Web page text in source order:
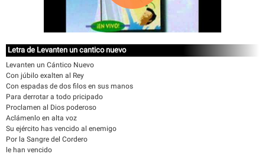
Letra de Levanten un cantico nuevo
Levanten un Cántico Nuevo
Con júbilo exalten al Rey
Con espadas de dos filos en sus manos
Para derrotar a todo pricipado
Proclamen al Dios poderoso
Aclámenlo en alta voz
Su ejército has vencido al enemigo
Por la Sangre del Cordero
le han vencido